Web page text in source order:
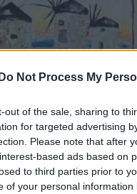
Do Not Process My
out of the sale, sharing to
for targeted advertising
Please note that after
based ads based on
to third parties prior to
of your personal